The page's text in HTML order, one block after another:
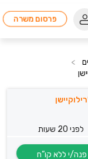
פרסום משרה
>
לפני 20 שעות